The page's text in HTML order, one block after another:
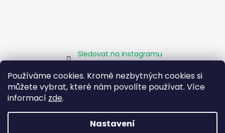
Používáme cookies. Kromě nezbytných cookies si
můžete vybrat, které nám povolíte používat. Více
informací zde.
Nastavení
Sledovat na Instagramu
Homepage Obchodní podmínky Kamenné pobočky
Facebook